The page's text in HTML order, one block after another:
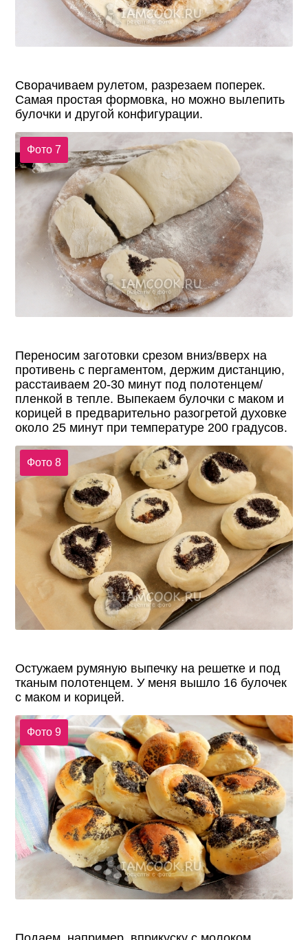
Сворачиваем рулетом, разрезаем поперек.
Самая простая формовка, но можно вылепить
булочки и другой конфигурации.
Фото 7
Переносим заготовки срезом вниз/вверх на
противень с пергаментом, держим дистанцию,
расстаиваем 20-30 минут под полотенцем/
пленкой в тепле. Выпекаем булочки с маком и
корицей в предварительно разогретой духовке
около 25 минут при температуре 200 градусов.
Фото 8
Остужаем румяную выпечку на решетке и под
тканым полотенцем. У меня вышло 16 булочек
с маком и корицей.
Фото 9